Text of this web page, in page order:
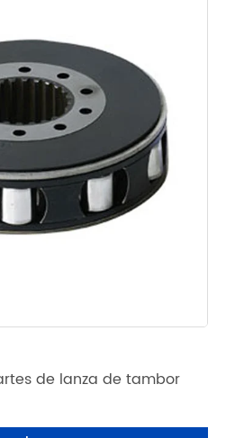
de lanza de tambor